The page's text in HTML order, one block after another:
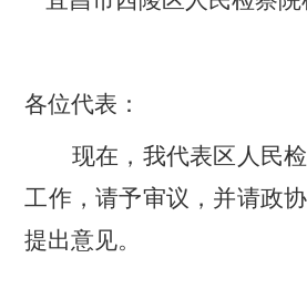
各位代表：
现在，我代表区人民
工作，请予审议，并请政
提出意见。